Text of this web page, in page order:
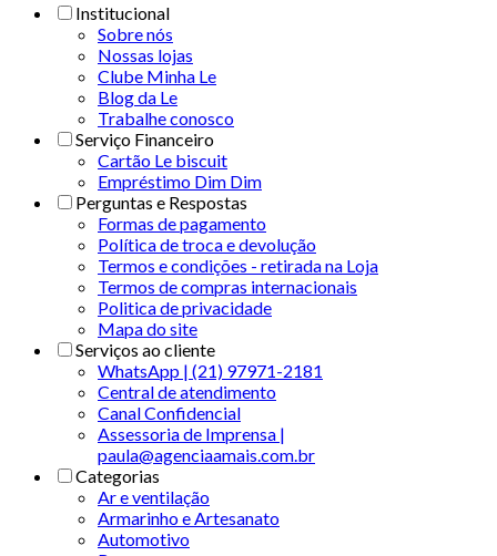
Institucional
Sobre nós
Nossas lojas
Clube Minha Le
Blog da Le
Trabalhe conosco
Serviço Financeiro
Cartão Le biscuit
Empréstimo Dim Dim
Perguntas e Respostas
Formas de pagamento
Política de troca e devolução
Termos e condições - retirada na Loja
Termos de compras internacionais
Politica de privacidade
Mapa do site
Serviços ao cliente
WhatsApp | (21) 97971-2181
Central de atendimento
Canal Confidencial
Assessoria de Imprensa |
paula@agenciaamais.com.br
Categorias
Ar e ventilação
Armarinho e Artesanato
Automotivo